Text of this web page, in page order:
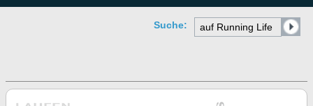
Suche: